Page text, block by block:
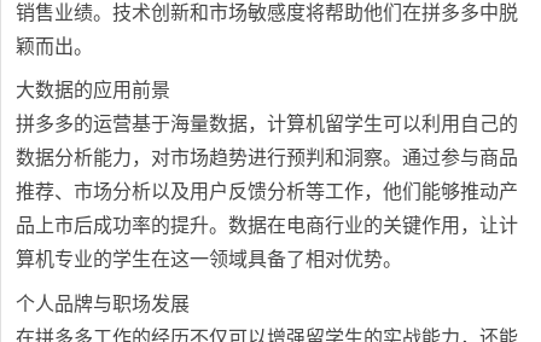
销售业绩。技术创新和市场敏感度将帮助他们在拼多多中脱
颖而出。
大数据的应用前景
拼多多的运营基于海量数据，计算机留学生可以利用自己的
数据分析能力，对市场趋势进行预判和洞察。通过参与商品
推荐、市场分析以及用户反馈分析等工作，他们能够推动产
品上市后成功率的提升。数据在电商行业的关键作用，让计
算机专业的学生在这一领域具备了相对优势。
个人品牌与职场发展